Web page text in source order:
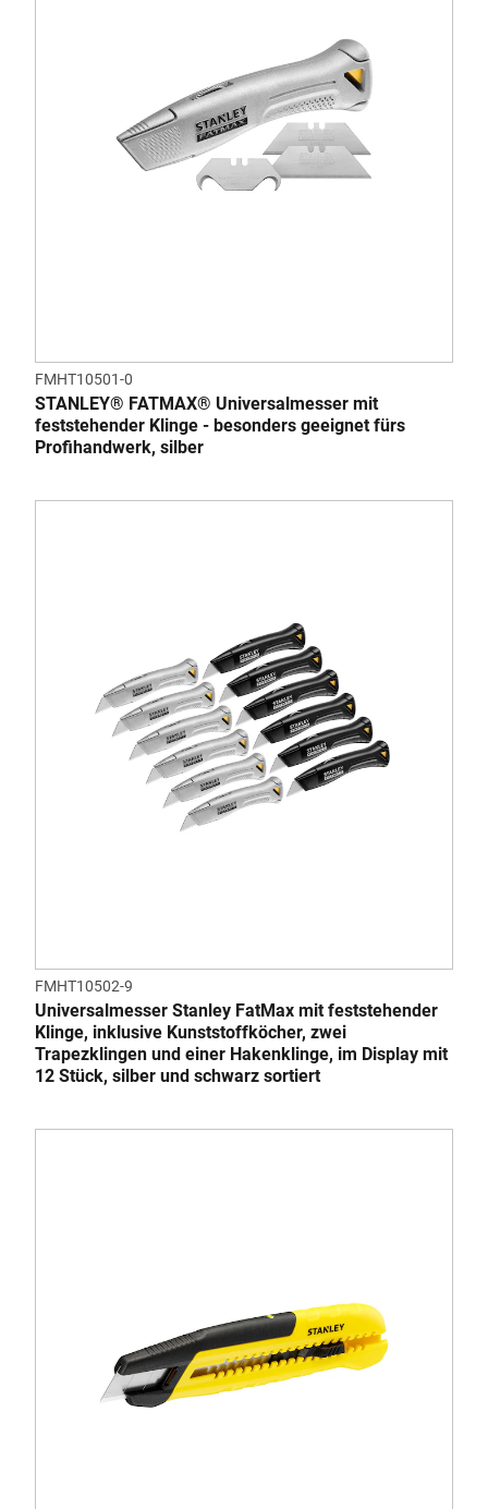
FMHT10501-0
STANLEY® FATMAX® Universalmesser mit
feststehender Klinge - besonders geeignet fürs
Profihandwerk, silber
FMHT10502-9
Universalmesser Stanley FatMax mit feststehender
Klinge, inklusive Kunststoffköcher, zwei
Trapezklingen und einer Hakenklinge, im Display mit
12 Stück, silber und schwarz sortiert